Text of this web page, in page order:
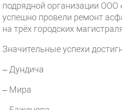
подрядной организации ООО
успешно провели ремонт
на трёх городских
Значительные успехи
– Дундича
– Мира